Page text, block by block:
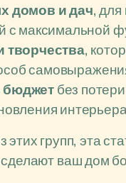
домов и дач,
с максимальной
творчества,
без
этих групп, эта
сделают ваш дом